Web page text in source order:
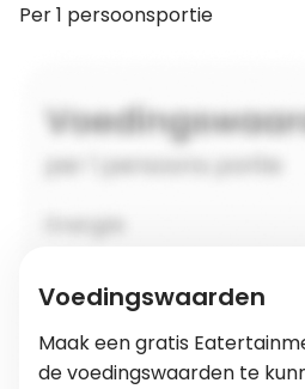
Per 1 persoonsportie
Voedingswaarden
Maak een gratis
de voedingswaarden te